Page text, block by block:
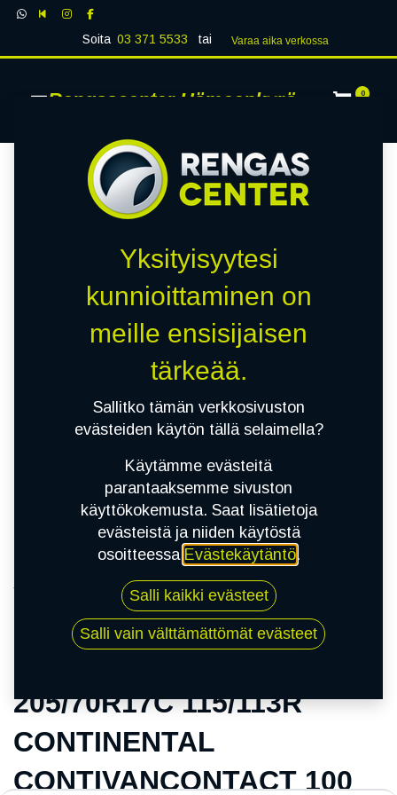
Soita 03 371 5533 tai Varaa aika verk​​​​ossa
Rengascenter Hämeenkyrö 0
205/70R17C 115/113R CONTINENTAL
CONTIVANCONTACT 100
205/70R17C 115/113R
CONTINENTAL
CONTIVANCONTACT 100
Yksityisyytesi
kunnioittaminen on
meille ensisijaisen
tärkeää.
Sallitko tämän verkkosivuston
evästeiden käytön tällä selaimella?
Käytämme evästeitä
parantaaksemme sivuston
käyttökokemusta. Saat lisätietoja
evästeistä ja niiden käytöstä
osoitteessa Evästekäytäntö.
Salli kaikki evästeet
Salli vain välttämättömät evästeet